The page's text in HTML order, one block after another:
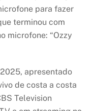
para fazer
terminou com
microfone: “Ozzy
2025, apresentado
de costa a costa
Television